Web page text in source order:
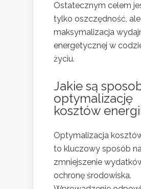
Ostatecznym celem
tylko oszczędność,
maksymalizacja
energetycznej w
życiu.
Jakie są
optymalizację
kosztów
Optymalizacja
to kluczowy sposób
zmniejszenie
ochronę środowiska.